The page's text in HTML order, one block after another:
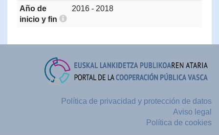
Año de
inicio y fin
2016 - 2018
Política de privacidad y protección de datos
Aviso legal
Política de cookies